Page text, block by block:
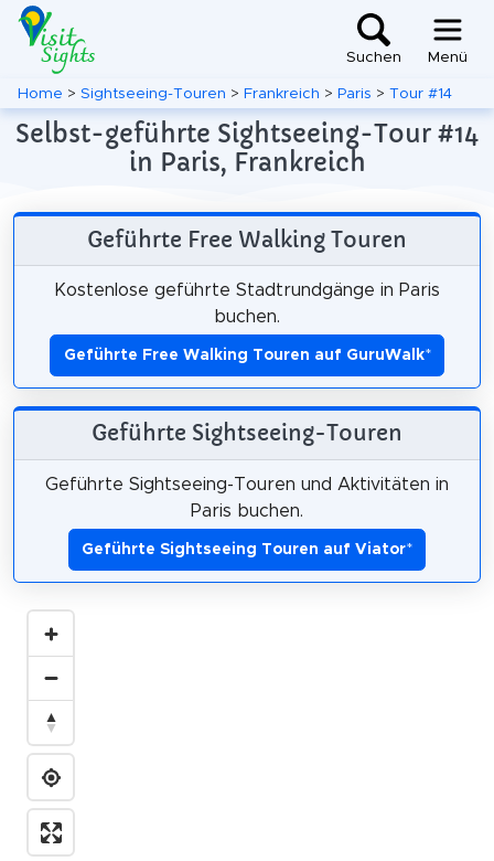
Suchen Menü
Home > Sightseeing-Touren > Frankreich > Paris > Tour #14
Selbst-geführte Sightseeing-Tour #14
in Paris, Frankreich
Geführte Free Walking Touren
Kostenlose geführte Stadtrundgänge in Paris
buchen.
Geführte Free Walking Touren auf GuruWalk*
Geführte Sightseeing-Touren
Geführte Sightseeing-Touren und Aktivitäten in
Paris buchen.
Geführte Sightseeing Touren auf Viator*